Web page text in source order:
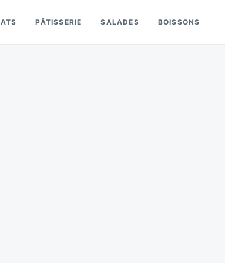
PÂTISSERIE SALADES BOISSONS